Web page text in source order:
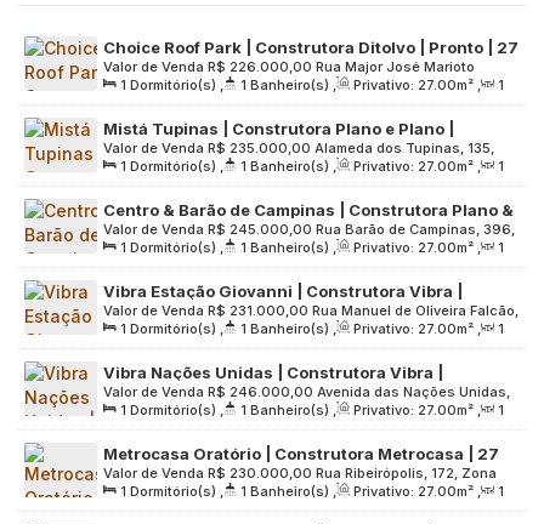
Choice Roof Park | Construtora Ditolvo | Pronto | 27
metros | 01 dormitório | com varanda | sem vaga
R$ 226.000,00
Valor de Venda
Rua Major José Marioto
Ferreira, 168, Zona Sul, 05662-020, Paraisópolis, São Paulo,
São Paulo, Brasil
1 Dormitório(s) , 1 Banheiro(s) , Privativo: 27.00m² ,
1
Sala(s) , Útil: 27.00m² , Terreno: 3000.00m²
Mistá Tupinas | Construtora Plano e Plano |
Construção | 27 metros | 01 dormitório | com
varanda | sem vaga
R$ 235.000,00
Valor de Venda
Alameda dos Tupinas, 135,
Zona Sul, 04069-000, Planalto Paulista, São Paulo, São
Paulo, Brasil
1 Dormitório(s) , 1 Banheiro(s) , Privativo: 27.00m² ,
1
Sala(s) , Útil: 27.00m² , Terreno: 1779.00m²
Centro & Barão de Campinas | Construtora Plano &
Plano | Construção | 27 metros | 01 suíte | com
varanda | sem vaga
R$ 245.000,00
Valor de Venda
Rua Barão de Campinas, 396,
Zona Central, 01201-000, Campos Elíseos, São Paulo, São
Paulo, Brasil
1 Dormitório(s) , 1 Banheiro(s) , Privativo: 27.00m² ,
1
Sala(s) , 1 Suíte(s) , Útil: 27.00m² , Terreno: 2533.00m²
Vibra Estação Giovanni | Construtora Vibra |
Construção | 27 Metros | 01 Suíte com Varanda |
sem Vaga
R$ 231.000,00
Valor de Venda
Rua Manuel de Oliveira Falcão,
44, Zona Sul, 05777-100, Vila Nova das Belezas, São Paulo,
São Paulo, Brasil
1 Dormitório(s) , 1 Banheiro(s) , Privativo: 27.00m² ,
1
Sala(s) , 1 Suíte(s) , Útil: 27.00m² , Terreno: 2188.00m²
Vibra Nações Unidas | Construtora Vibra |
Construção | 27 Metros | 01 Suíte | com Varanda |
sem Vaga
R$ 246.000,00
Valor de Venda
Avenida das Nações Unidas,
19847, Zona Sul, 04753-100, Jardim Promissão, São Paulo,
São Paulo, Brasil
1 Dormitório(s) , 1 Banheiro(s) , Privativo: 27.00m² ,
1
Sala(s) , 1 Suíte(s) , Útil: 27.00m² , Terreno: 3575.00m²
Metrocasa Oratório | Construtora Metrocasa | 27
metros | 01 dormitório | office | com varanda
R$ 230.000,00
Valor de Venda
Rua Ribeirópolis, 172, Zona
Leste, 03275-170, Vila Charlote, São Paulo, São Paulo, Brasil
1 Dormitório(s) , 1 Banheiro(s) , Privativo: 27.00m² ,
1
Sala(s) , Útil: 27.00m²